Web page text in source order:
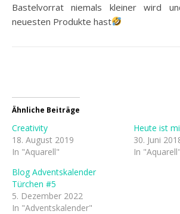
Bastelvorrat niemals kleiner wird
neuesten Produkte hast
Ähnliche Beiträge
Creativity
18. August 2019
In "Aquarell"
Heute ist
30. Juni
In "Aquarell"
Blog Adventskalender
Türchen #5
5. Dezember 2022
In "Adventskalender"